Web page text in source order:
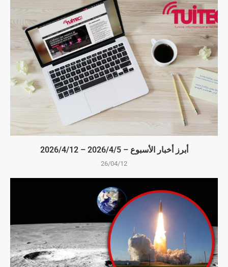
أبرز أخبار الأسبوع – 5‏/4‏/2026 – 12‏/4‏/2026
26/04/12